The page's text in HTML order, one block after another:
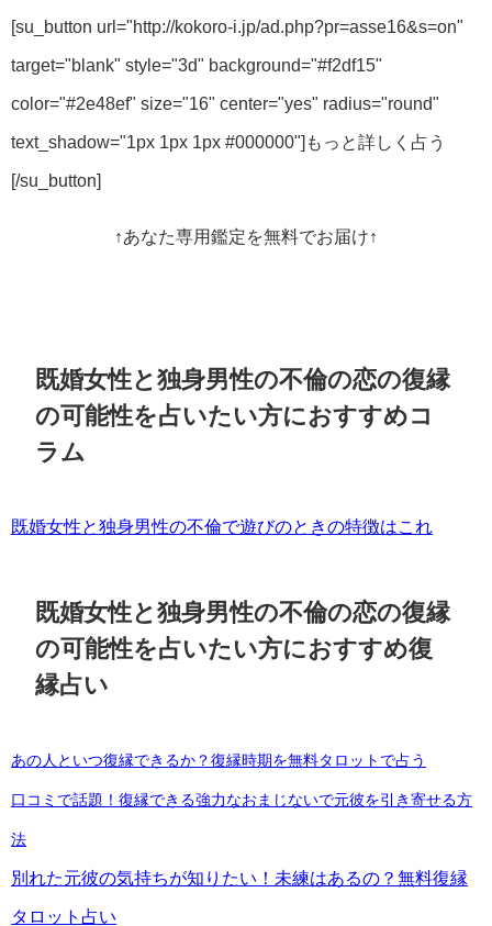
[su_button url="http://kokoro-i.jp/ad.php?pr=asse16&s=on"
target="blank" style="3d" background="#f2df15"
color="#2e48ef" size="16" center="yes" radius="round"
text_shadow="1px 1px 1px #000000"]もっと詳しく占う
[/su_button]
↑あなた専用鑑定を無料でお届け↑
既婚女性と独身男性の不倫の恋の復縁
の可能性を占いたい方におすすめコ
ラム
既婚女性と独身男性の不倫で遊びのときの特徴はこれ
既婚女性と独身男性の不倫の恋の復縁
の可能性を占いたい方におすすめ復
縁占い
あの人といつ復縁できるか？復縁時期を無料タロットで占う
口コミで話題！復縁できる強力なおまじないで元彼を引き寄せる方
法
別れた元彼の気持ちが知りたい！未練はあるの？無料復縁
タロット占い